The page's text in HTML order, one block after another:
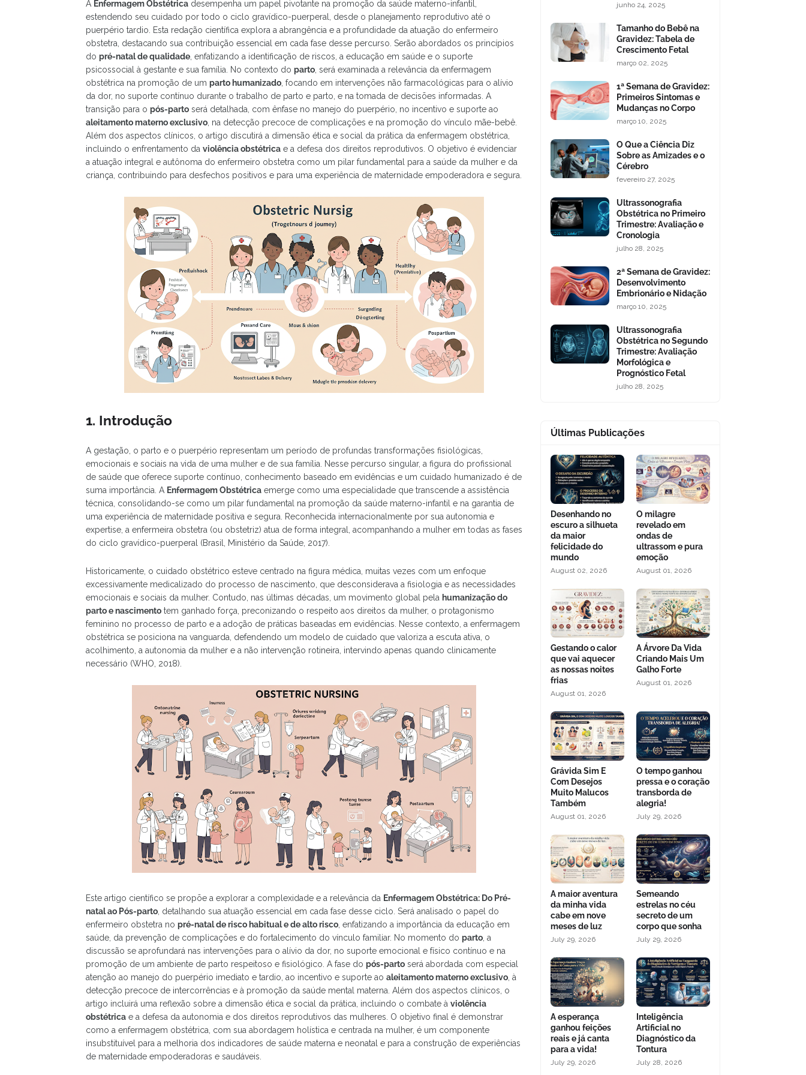
A Enfermagem Obstétrica desempenha um papel pivotante na promoção da saúde materno-infantil,
estendendo seu cuidado por todo o ciclo gravídico-puerperal, desde o planejamento reprodutivo até o
puerpério tardio. Esta redação científica explora a abrangência e a profundidade da atuação do enfermeiro
obstetra, destacando sua contribuição essencial em cada fase desse percurso. Serão abordados os princípios
do pré-natal de qualidade , enfatizando a identificação de riscos, a educação em saúde e o suporte
psicossocial à gestante e sua família. No contexto do parto , será examinada a relevância da enfermagem
obstétrica na promoção de um parto humanizado , focando em intervenções não farmacológicas para o alívio
da dor, no suporte contínuo durante o trabalho de parto e parto, e na tomada de decisões informadas. A
transição para o pós-parto será detalhada, com ênfase no manejo do puerpério, no incentivo e suporte ao
aleitamento materno exclusivo , na detecção precoce de complicações e na promoção do vínculo mãe-bebê.
Além dos aspectos clínicos, o artigo discutirá a dimensão ética e social da prática da enfermagem obstétrica,
incluindo o enfrentamento da violência obstétrica e a defesa dos direitos reprodutivos. O objetivo é evidenciar
a atuação integral e autônoma do enfermeiro obstetra como um pilar fundamental para a saúde da mulher e da
criança, contribuindo para desfechos positivos e para uma experiência de maternidade empoderadora e segura.
1. Introdução
A gestação, o parto e o puerpério representam um período de profundas transformações fisiológicas,
emocionais e sociais na vida de uma mulher e de sua família. Nesse percurso singular, a figura do profissional
de saúde que oferece suporte contínuo, conhecimento baseado em evidências e um cuidado humanizado é de
suma importância. A Enfermagem Obstétrica emerge como uma especialidade que transcende a assistência
técnica, consolidando-se como um pilar fundamental na promoção da saúde materno-infantil e na garantia de
uma experiência de maternidade positiva e segura. Reconhecida internacionalmente por sua autonomia e
expertise, a enfermeira obstetra (ou obstetriz) atua de forma integral, acompanhando a mulher em todas as fases
do ciclo gravídico-puerperal (Brasil, Ministério da Saúde, 2017).
Historicamente, o cuidado obstétrico esteve centrado na figura médica, muitas vezes com um enfoque
excessivamente medicalizado do processo de nascimento, que desconsiderava a fisiologia e as necessidades
emocionais e sociais da mulher. Contudo, nas últimas décadas, um movimento global pela humanização do
parto e nascimento tem ganhado força, preconizando o respeito aos direitos da mulher, o protagonismo
feminino no processo de parto e a adoção de práticas baseadas em evidências. Nesse contexto, a enfermagem
obstétrica se posiciona na vanguarda, defendendo um modelo de cuidado que valoriza a escuta ativa, o
acolhimento, a autonomia da mulher e a não intervenção rotineira, intervindo apenas quando clinicamente
necessário (WHO, 2018).
Este artigo científico se propõe a explorar a complexidade e a relevância da Enfermagem Obstétrica: Do Pré-
natal ao Pós-parto , detalhando sua atuação essencial em cada fase desse ciclo. Será analisado o papel do
enfermeiro obstetra no pré-natal de risco habitual e de alto risco , enfatizando a importância da educação em
saúde, da prevenção de complicações e do fortalecimento do vínculo familiar. No momento do parto , a
discussão se aprofundará nas intervenções para o alívio da dor, no suporte emocional e físico contínuo e na
promoção de um ambiente de parto respeitoso e fisiológico. A fase do pós-parto será abordada com especial
atenção ao manejo do puerpério imediato e tardio, ao incentivo e suporte ao aleitamento materno exclusivo , à
detecção precoce de intercorrências e à promoção da saúde mental materna. Além dos aspectos clínicos, o
artigo incluirá uma reflexão sobre a dimensão ética e social da prática, incluindo o combate à violência
obstétrica e a defesa da autonomia e dos direitos reprodutivos das mulheres. O objetivo final é demonstrar
como a enfermagem obstétrica, com sua abordagem holística e centrada na mulher, é um componente
insubstituível para a melhoria dos indicadores de saúde materna e neonatal e para a construção de experiências
de maternidade empoderadoras e saudáveis.
junho 24, 2025
Tamanho do Bebê na
Gravidez: Tabela de
Crescimento Fetal
março 02, 2025
1ª Semana de Gravidez:
Primeiros Sintomas e
Mudanças no Corpo
março 10, 2025
O Que a Ciência Diz
Sobre as Amizades e o
Cérebro
fevereiro 27, 2025
Ultrassonografia
Obstétrica no Primeiro
Trimestre: Avaliação e
Cronologia
julho 28, 2025
2ª Semana de Gravidez:
Desenvolvimento
Embrionário e Nidação
março 10, 2025
Ultrassonografia
Obstétrica no Segundo
Trimestre: Avaliação
Morfológica e
Prognóstico Fetal
julho 28, 2025
Últimas Publicações
Desenhando no
escuro a silhueta
da maior
felicidade do
mundo
August 02, 2026
O milagre
revelado em
ondas de
ultrassom e pura
emoção
August 01, 2026
Gestando o calor
que vai aquecer
as nossas noites
frias
August 01, 2026
A Árvore Da Vida
Criando Mais Um
Galho Forte
August 01, 2026
Grávida Sim E
Com Desejos
Muito Malucos
Também
August 01, 2026
O tempo ganhou
pressa e o coração
transborda de
alegria!
July 29, 2026
A maior aventura
da minha vida
cabe em nove
meses de luz
July 29, 2026
Semeando
estrelas no céu
secreto de um
corpo que sonha
July 29, 2026
A esperança
ganhou feições
reais e já canta
para a vida!
July 29, 2026
Inteligência
Artificial no
Diagnóstico da
Tontura
July 28, 2026